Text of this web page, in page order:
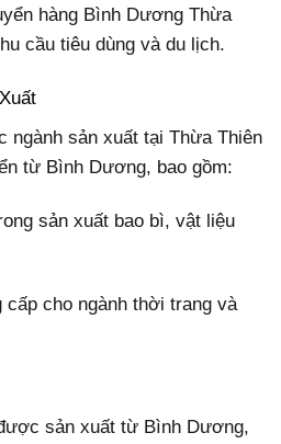
hàng Bình Dương Thừa
cầu tiêu dùng và du lịch.
ngành sản xuất tại Thừa Thiên
từ Bình Dương, bao gồm:
sản xuất bao bì, vật liệu
cho ngành thời trang và
sản xuất từ Bình Dương,